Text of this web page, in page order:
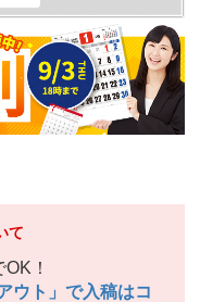
て
！
ウト」で入稿はコ